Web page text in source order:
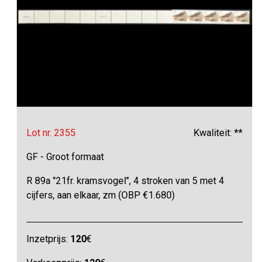
Lot nr. 2355 Kwaliteit: **
GF - Groot formaat
R 89a "21fr. kramsvogel", 4 stroken van 5 met 4
cijfers, aan elkaar, zm (OBP €1.680)
Inzetprijs: 120€